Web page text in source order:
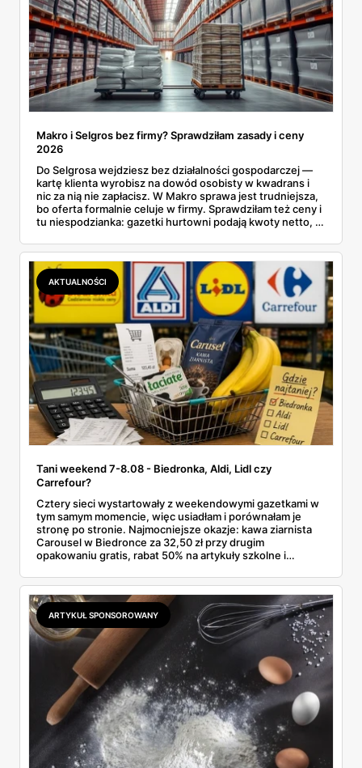
Makro i Selgros bez firmy? Sprawdziłam zasady i ceny
2026
Do Selgrosa wejdziesz bez działalności gospodarczej —
kartę klienta wyrobisz na dowód osobisty w kwadrans i
nic za nią nie zapłacisz. W Makro sprawa jest trudniejsza,
bo oferta formalnie celuje w firmy. Sprawdziłam też ceny i
tu niespodzianka: gazetki hurtowni podają kwoty netto, a
zawsze wygrywa — ta sama kawa ziarnista kosztuje w
Makro ponad dwa razy więcej niż w weekendowej
promocji dyskontu.
AKTUALNOŚCI
Tani weekend 7-8.08 - Biedronka, Aldi, Lidl czy
Carrefour?
Cztery sieci wystartowały z weekendowymi gazetkami w
tym samym momencie, więc usiadłam i porównałam je
stronę po stronie. Najmocniejsze okazje: kawa ziarnista
Carousel w Biedronce za 32,50 zł przy drugim
opakowaniu gratis, rabat 50% na artykuły szkolne i
2,99 zł za kilogram, ale wyłącznie w sobotę z aplikacją. Aldi
odpowiada masłem za 2,99 zł. Werdykt w skrócie:
najwięcej wyciśniesz z Biedronki, po świeże warzywa jedź
do Aldi.
ARTYKUŁ SPONSOROWANY